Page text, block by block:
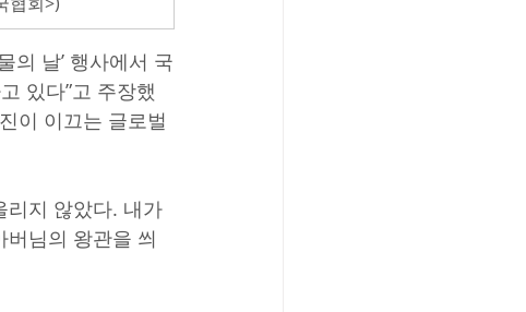
의 날’ 행사에서 국
있다”고 주장했
이 이끄는 글로벌
리지 않았다. 내가
버님의 왕관을 씌